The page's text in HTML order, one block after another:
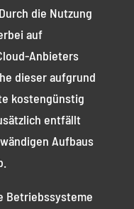
die Nutzung
auf
Anbieters
dieser aufgrund
kostengünstig
entfällt
Aufbaus
Betriebssysteme